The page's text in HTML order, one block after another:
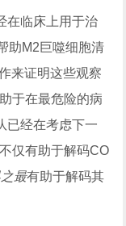
在临床上用于治
助M2巨噬细胞清
来证明这些观察
于在最危险的病
已经在考虑下一
仅有助于解码CO
最有助于解码其